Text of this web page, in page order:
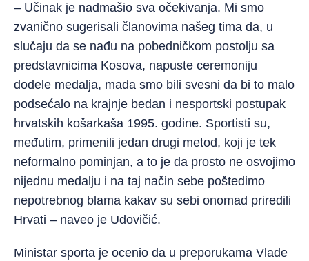
– Učinak je nadmašio sva očekivanja. Mi smo
zvanično sugerisali članovima našeg tima da, u
slučaju da se nađu na pobedničkom postolju sa
predstavnicima Kosova, napuste ceremoniju
dodele medalja, mada smo bili svesni da bi to malo
podsećalo na krajnje bedan i nesportski postupak
hrvatskih košarkaša 1995. godine. Sportisti su,
međutim, primenili jedan drugi metod, koji je tek
neformalno pominjan, a to je da prosto ne osvojimo
nijednu medalju i na taj način sebe poštedimo
nepotrebnog blama kakav su sebi onomad priredili
Hrvati – naveo je Udovičić.
Ministar sporta je ocenio da u preporukama Vlade